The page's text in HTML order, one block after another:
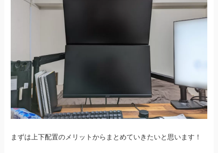
まずは上下配置のメリットからまとめていきたいと思います！